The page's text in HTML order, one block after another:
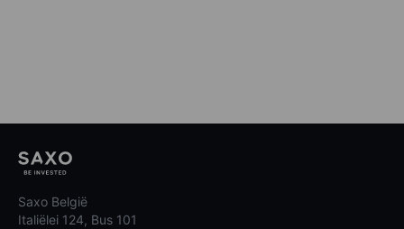
Saxo België
Italiëlei 124, Bus 101